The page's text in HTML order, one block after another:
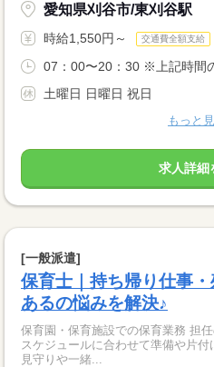
愛知県刈谷市/東刈谷駅
時給1,550円～ 交通費全額支給
07：00〜20：30 ※上記時間
土曜日 日曜日 祝日
もっと
求人詳細
[一般派遣]
保育士｜持ち帰り仕事
あるの悩みを解決♪
保育園・保育施設での保育業務 担任の
スケジュールに合わせて準備や片
見守りや一緒...